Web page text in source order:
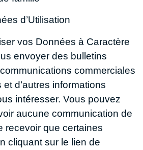
d’Utilisation
vos Données à Caractère
envoyer des bulletins
commerciales
d’autres informations
intéresser. Vous pouvez
aucune communication de
recevoir que certaines
cliquant sur le lien de